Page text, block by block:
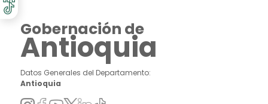
Gobernación de
Antioquia
Datos Generales del Departamento:
Antioquia